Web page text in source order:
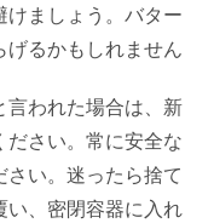
けましょう。バター
げるかもしれません
言われた場合は、新
さい。常に安全な
い。迷ったら捨て
い、密閉容器に入れ